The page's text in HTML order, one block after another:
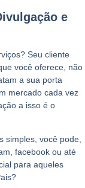
e
Seu cliente
você oferece, não
a sua porta
mercado cada vez
a isso é o
simples, você pode,
facebook ou até
para aqueles